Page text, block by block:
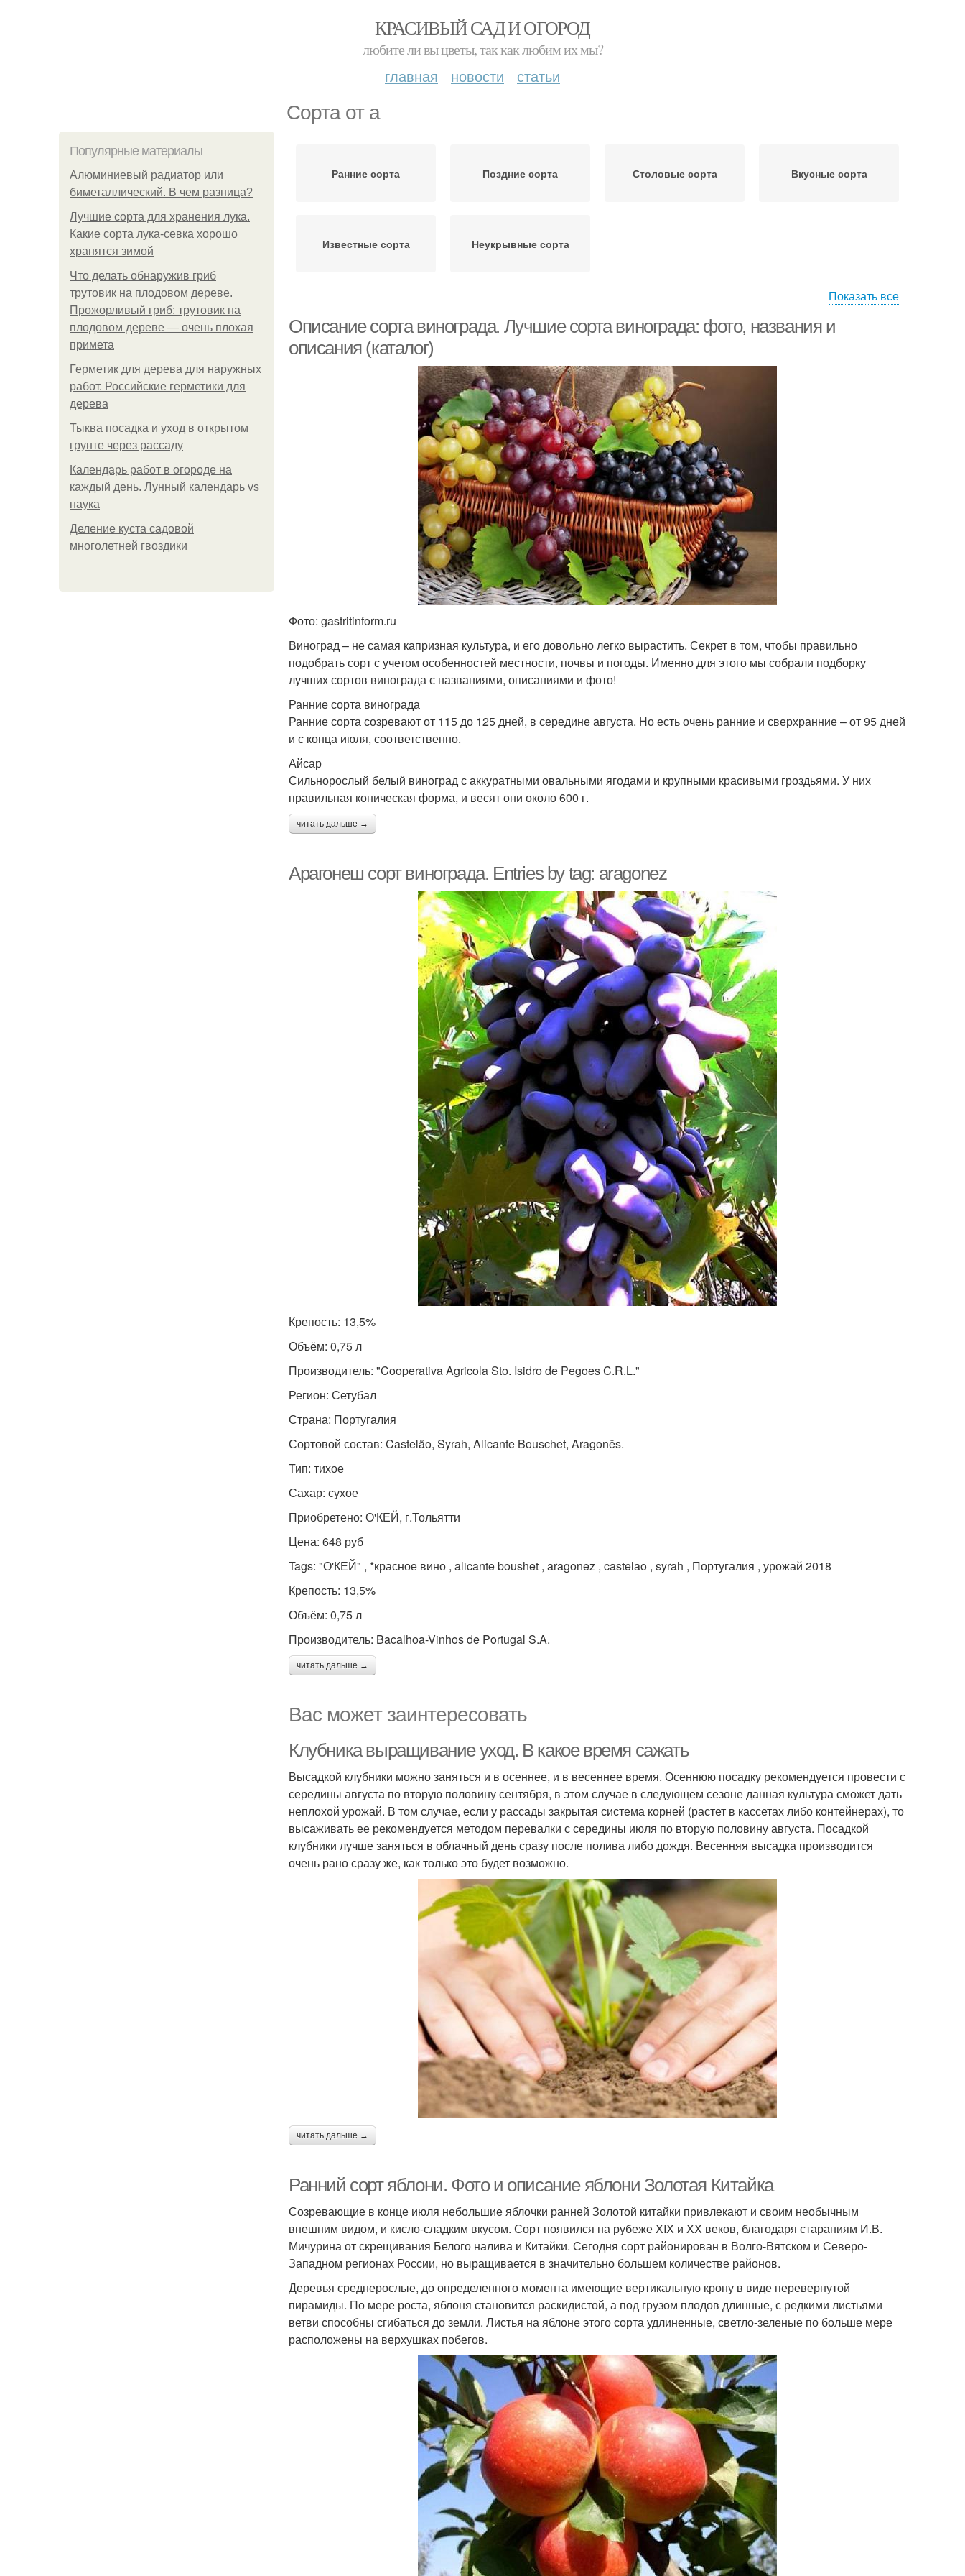
КРАСИВЫЙ САД И ОГОРОД
любите ли вы цветы, так как любим их мы?
главная новости статьи
Сорта от а
Популярные материалы
Алюминиевый радиатор или
биметаллический. В чем разница?
Лучшие сорта для хранения лука.
Какие сорта лука-севка хорошо
хранятся зимой
Что делать обнаружив гриб
трутовик на плодовом дереве.
Прожорливый гриб: трутовик на
плодовом дереве — очень плохая
примета
Герметик для дерева для наружных
работ. Российские герметики для
дерева
Тыква посадка и уход в открытом
грунте через рассаду
Календарь работ в огороде на
каждый день. Лунный календарь vs
наука
Деление куста садовой
многолетней гвоздики
Ранние сорта Поздние сорта Столовые сорта Вкусные сорта
Известные сорта Неукрывные сорта
Показать все
Описание сорта винограда. Лучшие сорта винограда: фото, названия и
описания (каталог)
Фото: gastritinform.ru
Виноград – не самая капризная культура, и его довольно легко вырастить. Секрет в том, чтобы правильно
подобрать сорт с учетом особенностей местности, почвы и погоды. Именно для этого мы собрали подборку
лучших сортов винограда с названиями, описаниями и фото!
Ранние сорта винограда
Ранние сорта созревают от 115 до 125 дней, в середине августа. Но есть очень ранние и сверхранние – от 95 дней
и с конца июля, соответственно.
Айсар
Сильнорослый белый виноград с аккуратными овальными ягодами и крупными красивыми гроздьями. У них
правильная коническая форма, и весят они около 600 г.
читать дальше →
Арагонеш сорт винограда. Entries by tag: aragonez
Крепость: 13,5%
Объём: 0,75 л
Производитель: "Cooperativa Agricola Sto. Isidro de Pegoes C.R.L."
Регион: Сетубал
Страна: Португалия
Сортовой состав: Castelão, Syrah, Alicante Bouschet, Aragonês.
Тип: тихое
Сахар: сухое
Приобретено: О'КЕЙ, г.Тольятти
Цена: 648 руб
Tags: "О'КЕЙ" , *красное вино , alicante boushet , aragonez , castelao , syrah , Португалия , урожай 2018
Крепость: 13,5%
Объём: 0,75 л
Производитель: Bacalhoa-Vinhos de Portugal S.A.
читать дальше →
Вас может заинтересовать
Клубника выращивание уход. В какое время сажать
Высадкой клубники можно заняться и в осеннее, и в весеннее время. Осеннюю посадку рекомендуется провести с
середины августа по вторую половину сентября, в этом случае в следующем сезоне данная культура сможет дать
неплохой урожай. В том случае, если у рассады закрытая система корней (растет в кассетах либо контейнерах), то
высаживать ее рекомендуется методом перевалки с середины июля по вторую половину августа. Посадкой
клубники лучше заняться в облачный день сразу после полива либо дождя. Весенняя высадка производится
очень рано сразу же, как только это будет возможно.
читать дальше →
Ранний сорт яблони. Фото и описание яблони Золотая Китайка
Созревающие в конце июля небольшие яблочки ранней Золотой китайки привлекают и своим необычным
внешним видом, и кисло-сладким вкусом. Сорт появился на рубеже XIX и XX веков, благодаря стараниям И.В.
Мичурина от скрещивания Белого налива и Китайки. Сегодня сорт районирован в Волго-Вятском и Северо-
Западном регионах России, но выращивается в значительно большем количестве районов.
Деревья среднерослые, до определенного момента имеющие вертикальную крону в виде перевернутой
пирамиды. По мере роста, яблоня становится раскидистой, а под грузом плодов длинные, с редкими листьями
ветви способны сгибаться до земли. Листья на яблоне этого сорта удлиненные, светло-зеленые по больше мере
расположены на верхушках побегов.